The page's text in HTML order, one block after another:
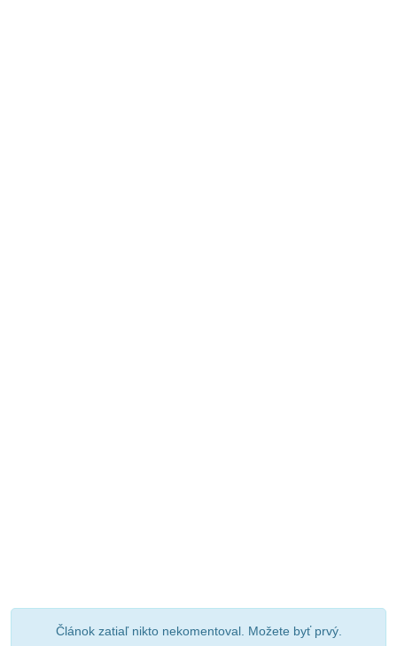
Článok zatiaľ nikto nekomentoval. Možete byť prvý.